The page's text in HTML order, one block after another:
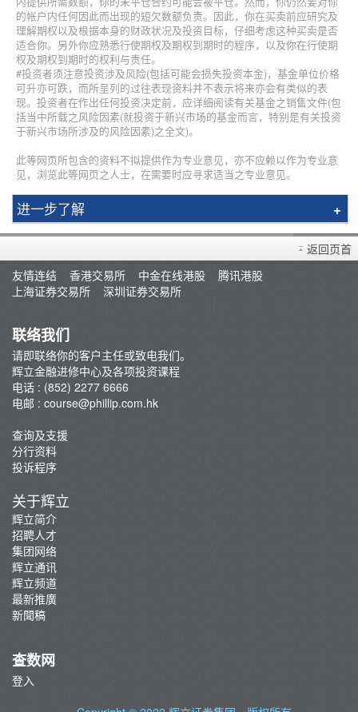
的帐户内任何因此而出现的短欠数额负责。因此，你在买卖前应研究及
理解期权以及根据本身的财政状况及投资目标，仔细考虑这种买卖是否
适合你。另外你应熟悉行使期权及期权到期时的程序，以及你在行使期
权及期权到期时的权利与责任。
#投资者须注意投资涉及风险(包括可能会损失投资本金)，基金单位价格
可升亦可跌，而所呈列的过往表现资料并不表示将来亦会有类似的表
现。投资者在作出任何投资决定前，应详细阅读有关基金之销售文件(包
括当中所载之风险因素(就投资于新兴市场的基金而言，特别是有关投资
于新兴市场所涉及的风险因素)之全文)。
此等网页所包含的资料不拟提供作为专业意见，亦不应赖以作为专业意
见，浏览此等网页之人士，在需要时应寻求适当之专业意见。
进一步了解
简介
辉立课程
讲师
返回页首
友情连结
香港交易所 中金在线港股
腾讯港股
上海证券交易所
深圳证券交易所
联络我们
请即联络你的客户主任或致电我们。
辉立金融进修中心及各项投资课程
电话 : (852) 2277 6666
电邮 : course@phillip.com.hk
查询及支援
分行资料
投诉程序
关于辉立
辉立简介
招聘人才
集团网络
辉立通讯
辉立频道
最新推廣
新聞稿
查数网
登入